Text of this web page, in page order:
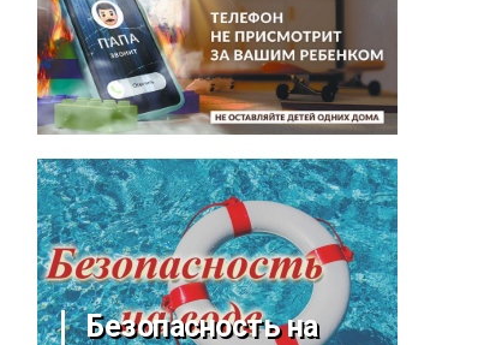
Безопасность на